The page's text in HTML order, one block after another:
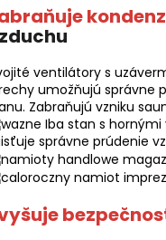
ventilátory s
umožňujú správne
Zabraňujú vzniku
Iba stan s
správne prúdenie